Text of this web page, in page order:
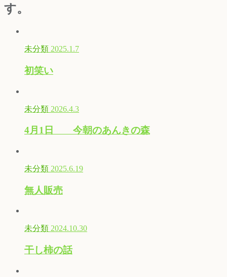
す。
未分類 2025.1.7
初笑い
未分類 2026.4.3
4月1日 今朝のあんきの森
未分類 2025.6.19
無人販売
未分類 2024.10.30
干し柿の話